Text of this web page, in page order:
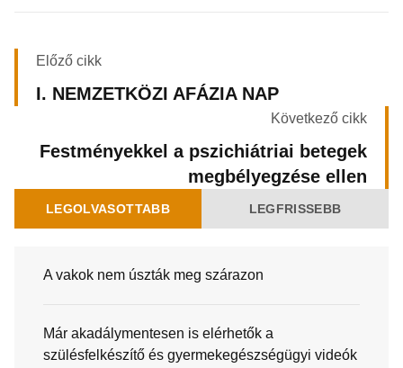
Előző cikk
I. NEMZETKÖZI AFÁZIA NAP
Következő cikk
Festményekkel a pszichiátriai betegek
megbélyegzése ellen
LEGOLVASOTTABB LEGFRISSEBB
A vakok nem úszták meg szárazon
Már akadálymentesen is elérhetők a
szülésfelkészítő és gyermekegészségügyi videók